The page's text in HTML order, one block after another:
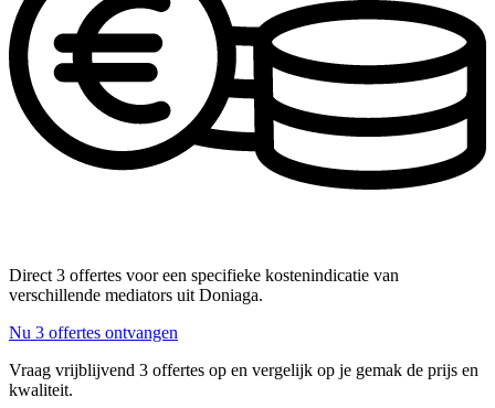
Direct 3 offertes voor een specifieke kostenindicatie van
verschillende mediators uit Doniaga.
Nu 3 offertes ontvangen
Vraag vrijblijvend 3 offertes op en vergelijk op je gemak de prijs en
kwaliteit.